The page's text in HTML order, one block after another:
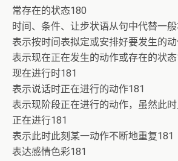
常存在的状态180
时间、条件、让步状语从句中代替一
表示按时间表拟定或安排好要发生的
表示现在正在发生的动作或存在的状
现在进行时181
表示说话时正在进行的动作181
表示现阶段正在进行的动作，虽然此
正在进行181
表示此时此刻某一动作不断地重复181
表达感情色彩181